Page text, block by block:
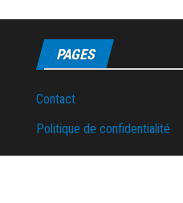
PAGES
Contact
Politique de confidentialité